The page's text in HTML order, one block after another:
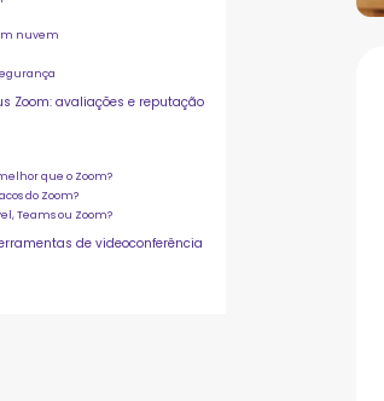
nuvem
Zoom: avaliações e reputação
que o Zoom?
do Zoom?
Teams ou Zoom?
de videoconferência